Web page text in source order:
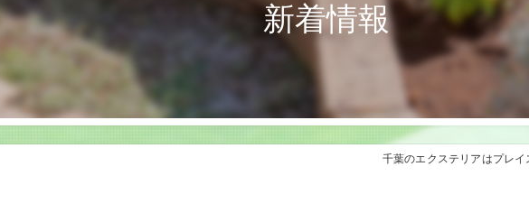
カーポート
ガーデンルーム・テラス・サンルーム
新着情報
千葉のエクステリアはプレ